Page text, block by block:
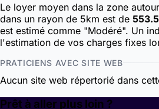
Le loyer moyen dans la zone
dans un rayon de 5km est de
est estimé comme "Modéré". Un
l'estimation de vos charges fixes
PRATICIENS AVEC SITE WEB
Aucun site web répertorié dans
Prêt à aller plus loin ?